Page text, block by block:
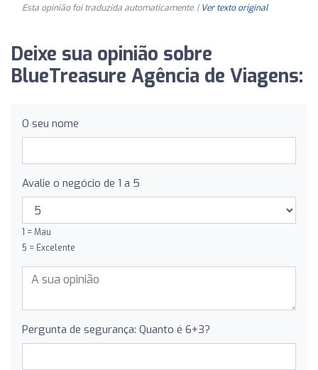
Esta opinião foi traduzida automaticamente. | Ver texto original
Deixe sua opinião sobre
BlueTreasure Agência de Viagens:
O seu nome
Avalie o negócio de 1 a 5
1 = Mau
5 = Excelente
Pergunta de segurança: Quanto é 6+3?